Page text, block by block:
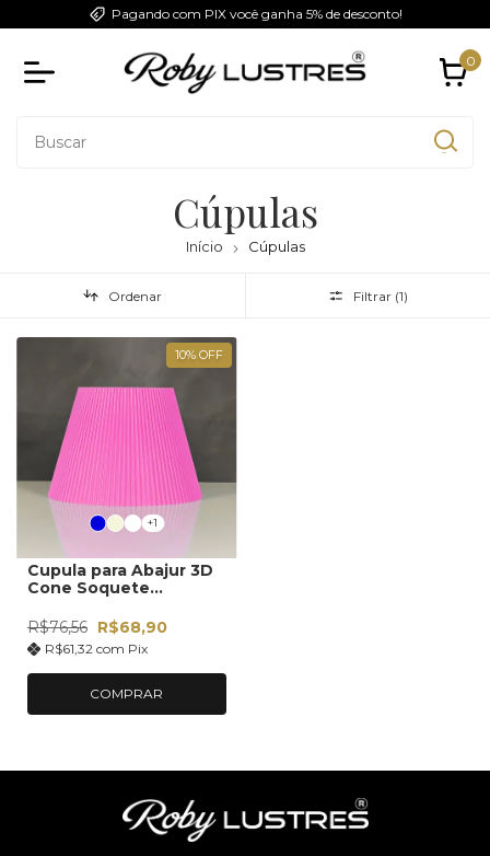
Pagando com PIX você ganha 5% de desconto!
0
Cúpulas
Início Cúpulas
Ordenar Filtrar (1)
10% OFF
+1
Cupula para Abajur 3D
Cone Soquete
R$76,56 R$68,90
R$61,32 com Pix
COMPRAR